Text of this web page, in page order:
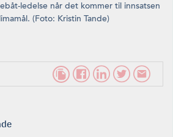
ledelse når det kommer til innsatsen
(Foto: Kristin Tande)